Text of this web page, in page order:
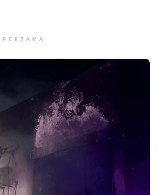
РЕКЛАМА